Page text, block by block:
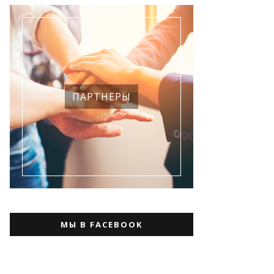
ПАРТНЕРЫ
МЫ В FACEBOOK